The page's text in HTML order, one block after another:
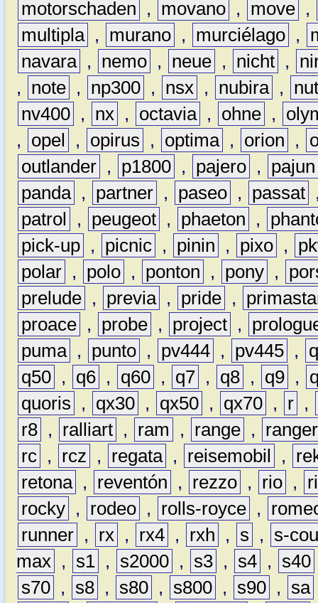
motorschaden
, movano , move ,
multipla , murano , murciélago ,
navara , nemo , neue , nicht ,
,
note , np300 , nsx , nubira ,
nv400 , nx , octavia , ohne ,
,
opel , opirus , optima , orion ,
outlander , p1800 , pajero ,
pajun
panda , partner , paseo , passat
patrol
, peugeot , phaeton ,
pick-up , picnic , pinin , pixo ,
polar , polo , ponton , pony ,
prelude , previa , pride ,
proace , probe , project ,
puma , punto , pv444 , pv445 ,
q50 , q6 , q60 , q7 , q8 , q9 ,
quoris
, qx30 , qx50 , qx70 , r ,
r8 , ralliart , ram , range ,
ranger
rc , rcz , regata , reisemobil ,
retona , reventón , rezzo , rio ,
rocky , rodeo , rolls-royce ,
runner , rx , rx4 , rxh , s ,
s-
max , s1 , s2000 , s3 , s4 , s40
s70 , s8 , s80 , s800 , s90 , sa